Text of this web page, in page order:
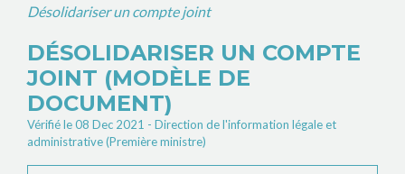
Désolidariser un compte joint
DÉSOLIDARISER UN COMPTE
JOINT (MODÈLE DE
DOCUMENT)
Vérifié le 08 Dec 2021 - Direction de l'information légale et
administrative (Première ministre)